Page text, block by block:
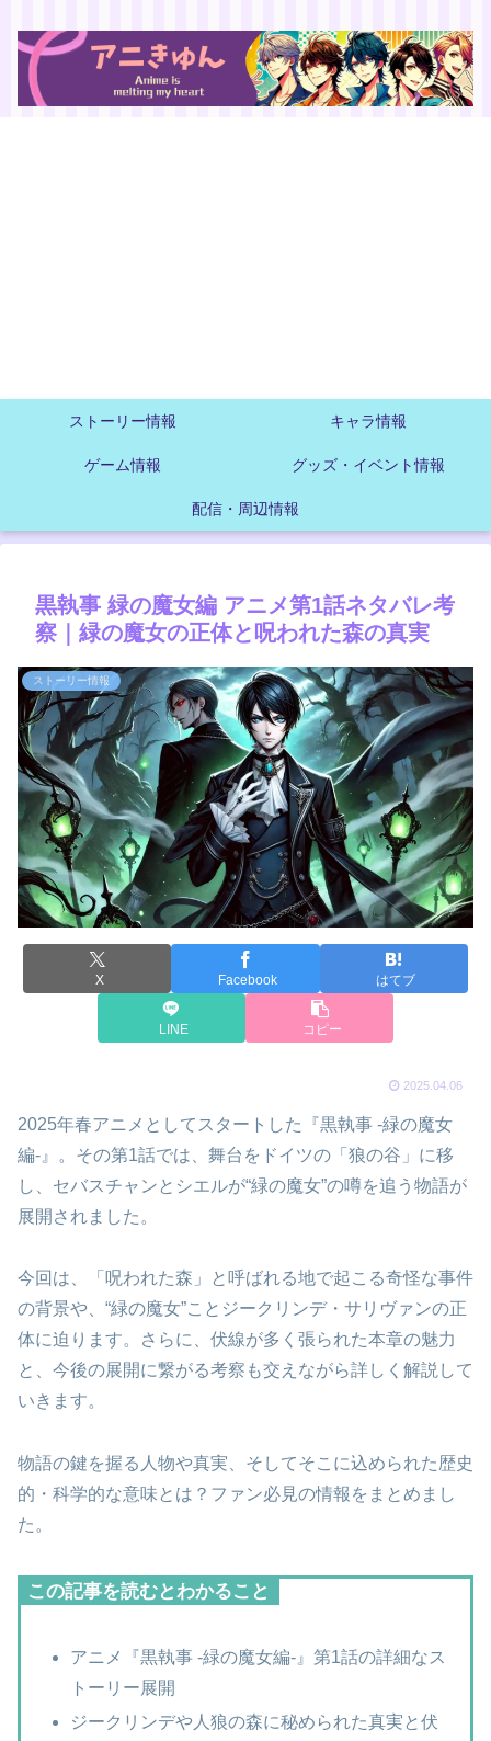
ストーリー情報 キャラ情報
ゲーム情報 グッズ・イベント情報
配信・周辺情報
黒執事 緑の魔女編 アニメ第1話ネタバレ考
察｜緑の魔女の正体と呪われた森の真実
ストーリー情報
X Facebook はてブ
LINE コピー
2025.04.06
2025年春アニメとしてスタートした『黒執事 -緑の魔女
編-』。その第1話では、舞台をドイツの「狼の谷」に移
し、セバスチャンとシエルが“緑の魔女”の噂を追う物語が
展開されました。
今回は、「呪われた森」と呼ばれる地で起こる奇怪な事件
の背景や、“緑の魔女”ことジークリンデ・サリヴァンの正
体に迫ります。さらに、伏線が多く張られた本章の魅力
と、今後の展開に繋がる考察も交えながら詳しく解説して
いきます。
物語の鍵を握る人物や真実、そしてそこに込められた歴史
的・科学的な意味とは？ファン必見の情報をまとめまし
た。
この記事を読むとわかること
アニメ『黒執事 -緑の魔女編-』第1話の詳細なス
トーリー展開
ジークリンデや人狼の森に秘められた真実と伏